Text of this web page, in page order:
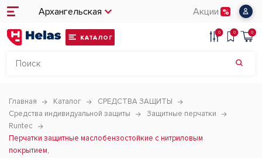
Архангельская Акции
КАТАЛОГ
0 0 0
Главная Каталог
СРЕДСТВА ЗАЩИТЫ
Средства индивидуальной защиты
Защитные перчатки
Runtec
Перчатки защитные маслобензостойкие c нитриловым
покрытием,